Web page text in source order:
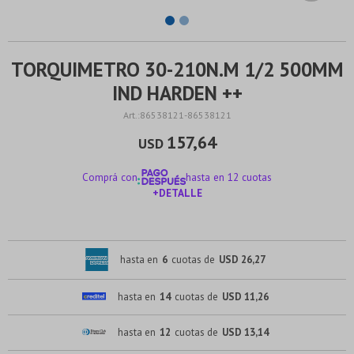
TORQUIMETRO 30-210N.M 1/2 500MM
IND HARDEN ++
86538121-86538121
USD 157,64
Comprá con
hasta en 12 cuotas
+DETALLE
hasta en 6 cuotas de USD 26,27
hasta en 14 cuotas de USD 11,26
hasta en 12 cuotas de USD 13,14